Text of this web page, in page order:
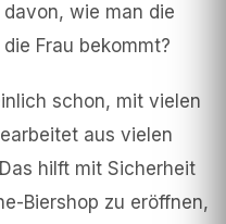
wie man die
Frau bekommt?
schon, mit vielen
aus vielen
hilft mit Sicherheit
Biershop zu eröffnen,